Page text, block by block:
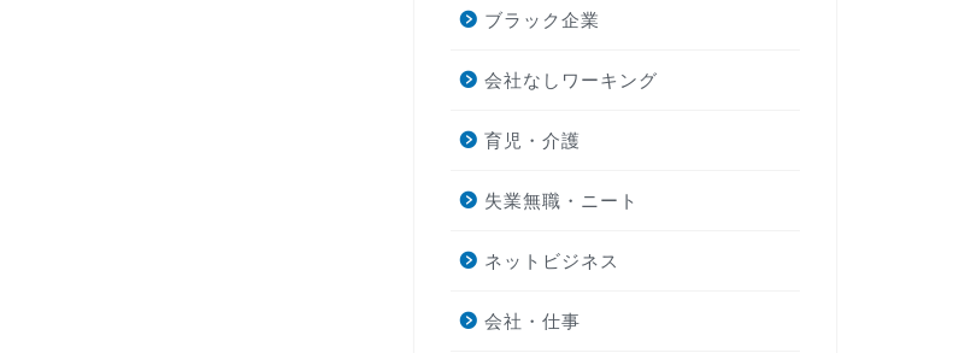
ブラック企業
会社なしワーキング
育児・介護
失業無職・ニート
ネットビジネス
会社・仕事